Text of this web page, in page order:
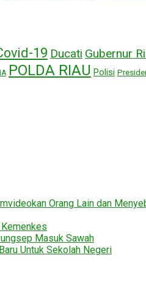
19 Ducati Gubernur
POLDA RIAU Polisi
Orang Lain dan
Masuk Sawah
Untuk Sekolah Negeri